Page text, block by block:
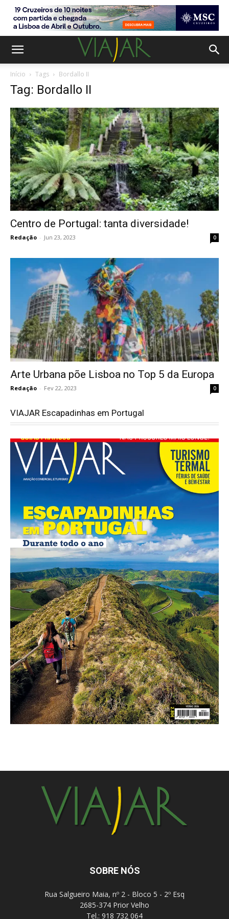
Início Tags Bordallo II
Tag: Bordallo II
Centro de Portugal: tanta diversidade!
Redação - Jun 23, 2023 0
Arte Urbana põe Lisboa no Top 5 da Europa
Redação - Fev 22, 2023 0
VIAJAR Escapadinhas em Portugal
SOBRE NÓS
Rua Salgueiro Maia, nº 2 - Bloco 5 - 2º Esq
2685-374 Prior Velho
Tel.: 918 732 064